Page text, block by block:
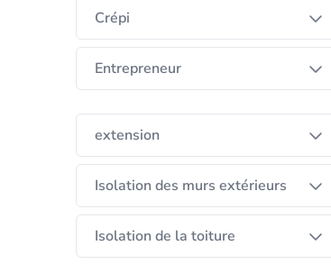
Crépi
Entrepreneur
extension
Isolation des murs extérieurs
Isolation de la toiture